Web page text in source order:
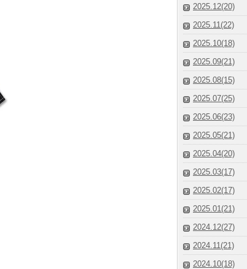
2025.12(20)
2025.11(22)
2025.10(18)
2025.09(21)
2025.08(15)
2025.07(25)
2025.06(23)
2025.05(21)
2025.04(20)
2025.03(17)
2025.02(17)
2025.01(21)
2024.12(27)
2024.11(21)
2024.10(18)